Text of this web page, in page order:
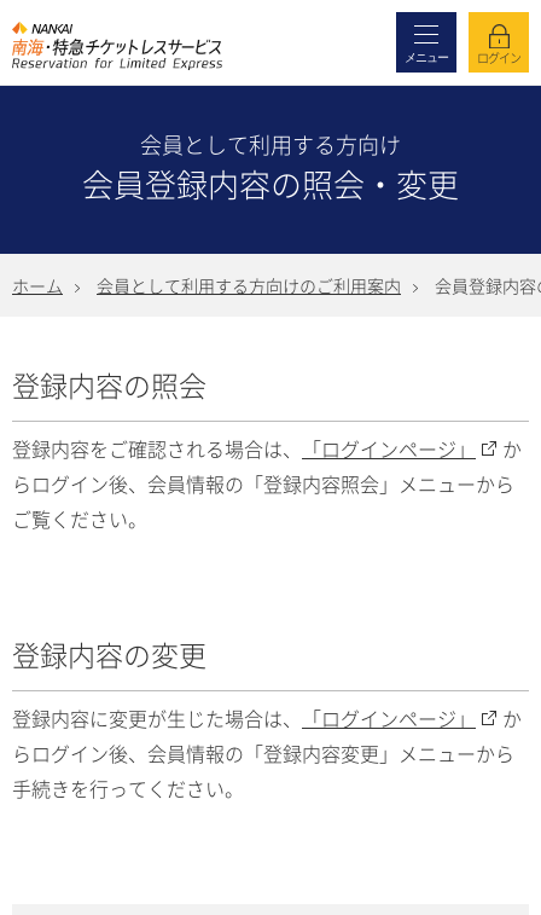
メニュー ログイン
会員として利用する方向け
会員登録内容の照会・変更
ホーム 会員として利用する方向けのご利用案内 会員登録内容
登録内容の照会
登録内容をご確認される場合は、 「ログインページ」
か
らログイン後、会員情報の「登録内容照会」メニューから
ご覧ください。
登録内容の変更
登録内容に変更が生じた場合は、 「ログインページ」
か
らログイン後、会員情報の「登録内容変更」メニューから
手続きを行ってください。